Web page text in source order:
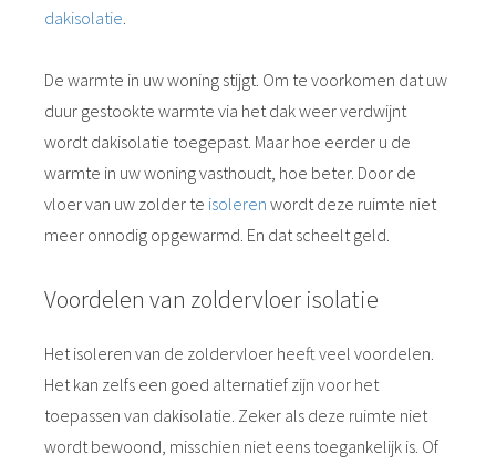
dakisolatie.
De warmte in uw woning stijgt. Om te voorkomen dat uw
duur gestookte warmte via het dak weer verdwijnt
wordt dakisolatie toegepast. Maar hoe eerder u de
warmte in uw woning vasthoudt, hoe beter. Door de
vloer van uw zolder te isoleren wordt deze ruimte niet
meer onnodig opgewarmd. En dat scheelt geld.
Voordelen van zoldervloer isolatie
Het isoleren van de zoldervloer heeft veel voordelen.
Het kan zelfs een goed alternatief zijn voor het
toepassen van dakisolatie. Zeker als deze ruimte niet
wordt bewoond, misschien niet eens toegankelijk is. Of